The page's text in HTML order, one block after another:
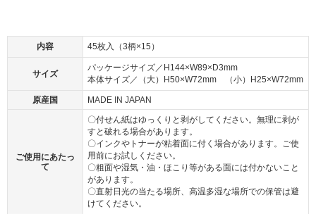
内容 45枚入（3柄×15）
サイズ
パッケージサイズ／H144×W89×D3mm
本体サイズ／（大）H50×W72mm （小）H25×W72mm
原産国 MADE IN JAPAN
ご使用にあたっ
て
〇付せん紙はゆっくりと剥がしてください。無理に剥が
すと破れる場合があります。
〇インクやトナーが粘着面に付く場合があります。ご使
用前にお試しください。
〇粗面や湿気・油・ほこり等がある面には付かないこと
があります。
〇直射日光の当たる場所、高温多湿な場所での保管は避
けてください。